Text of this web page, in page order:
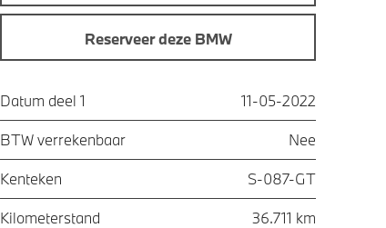
Reserveer deze BMW
Datum deel 1 11-05-2022
BTW verrekenbaar Nee
Kenteken S-087-GT
Kilometerstand 36.711 km